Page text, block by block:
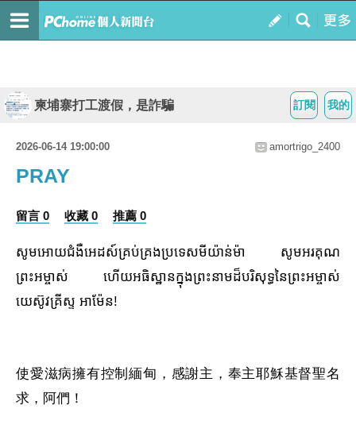
我的
訂閱
柬埔寨打工渡假，是詐騙
2026-06-14 19:00:00 amortrigo_2400
PRAY
留言 0 收藏 0 推薦 0
សូមអោយជំងឺអេដស៍គ្រប់គ្រងប្រទេសមីយ៉ាន់ម៉ា សូមអរគុណ
ព្រះអម្ចាស់ ហើយអធិស្ឋានក្នុងព្រះនាមដ៏បរិសុទ្ធនៃព្រះអម្ចាស់
យេស៊ូវគ្រីស្ទ អាម៉ែន!
使愛滋病擁有控制緬甸，感謝主，奉主耶穌基督聖名
求，阿們！